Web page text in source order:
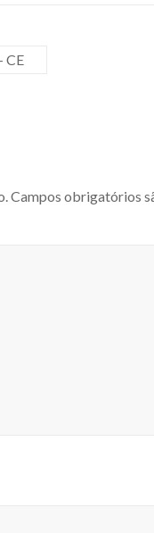
CE
Campos obrigatórios